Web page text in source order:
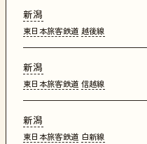
新潟
東日本旅客鉄道 越後線
新潟
東日本旅客鉄道 信越線
新潟
東日本旅客鉄道 白新線